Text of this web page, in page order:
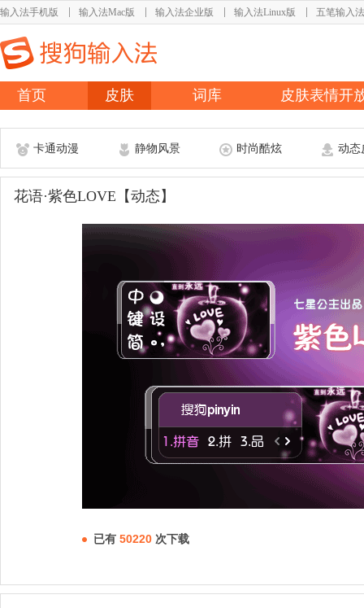
输入法手机版 输入法Mac版 输入法企业版 输入法Linux版 五笔输入法
首页 皮肤 词库 皮肤表情开
卡通动漫 静物风景 时尚酷炫 动态
花语·紫色LOVE【动态】
已有 50220 次下载